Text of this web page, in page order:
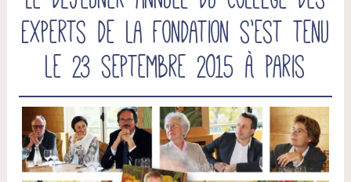
Experts de la Fondation s’est tenu
le 23 septembre 2015 à Paris